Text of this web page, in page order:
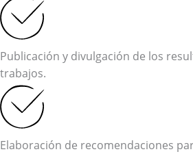
Publicación y divulgación de los
trabajos.
Elaboración de recomendaciones